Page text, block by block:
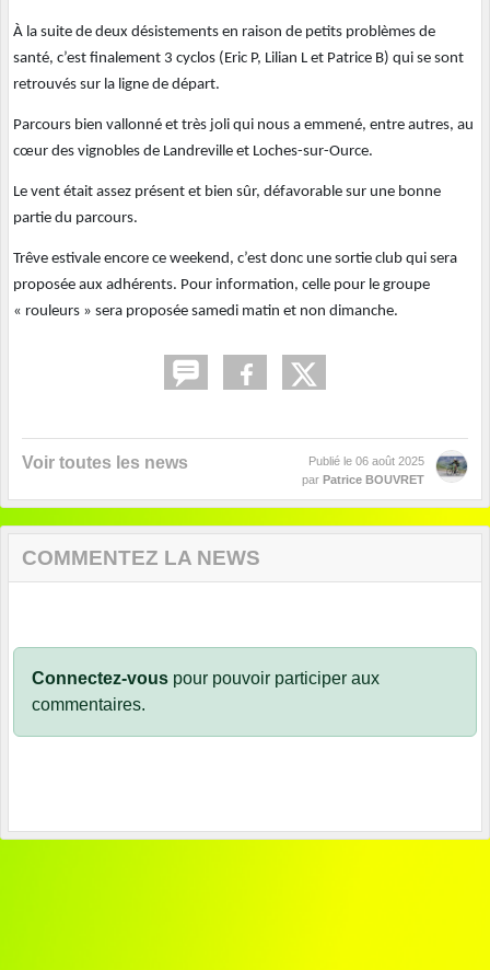
À la suite de deux désistements en raison de petits problèmes de
santé, c’est finalement 3 cyclos (Eric P, Lilian L et Patrice B) qui se sont
retrouvés sur la ligne de départ.
Parcours bien vallonné et très joli qui nous a emmené, entre autres, au
cœur des vignobles de Landreville et Loches-sur-Ource.
Le vent était assez présent et bien sûr, défavorable sur une bonne
partie du parcours.
Trêve estivale encore ce weekend, c’est donc une sortie club qui sera
proposée aux adhérents. Pour information, celle pour le groupe
« rouleurs » sera proposée samedi matin et non dimanche.
Voir toutes les news Publié le 06 août 2025
par Patrice BOUVRET
COMMENTEZ LA NEWS
Connectez-vous pour pouvoir participer aux
commentaires.